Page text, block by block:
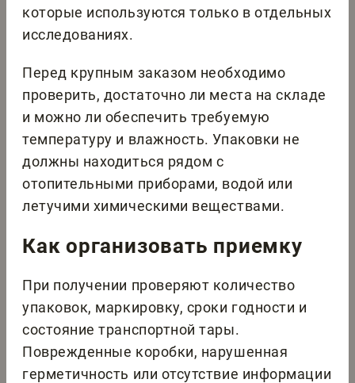
которые используются только в отдельных
исследованиях.
Перед крупным заказом необходимо
проверить, достаточно ли места на складе
и можно ли обеспечить требуемую
температуру и влажность. Упаковки не
должны находиться рядом с
отопительными приборами, водой или
летучими химическими веществами.
Как организовать приемку
При получении проверяют количество
упаковок, маркировку, сроки годности и
состояние транспортной тары.
Поврежденные коробки, нарушенная
герметичность или отсутствие информации